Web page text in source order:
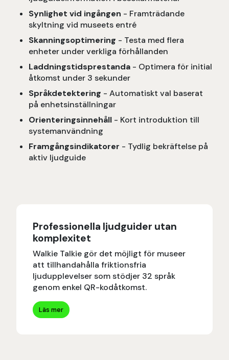
Synlighet vid ingången - Framträdande
skyltning vid museets entré
Skanningsoptimering - Testa med flera
enheter under verkliga förhållanden
Laddningstidsprestanda - Optimera för initial
åtkomst under 3 sekunder
Språkdetektering - Automatiskt val baserat
på enhetsinställningar
Orienteringsinnehåll - Kort introduktion till
systemanvändning
Framgångsindikatorer - Tydlig bekräftelse på
aktiv ljudguide
Professionella ljudguider utan
komplexitet
Walkie Talkie gör det möjligt för museer
att tillhandahålla friktionsfria
ljudupplevelser som stödjer 32 språk
genom enkel QR-kodåtkomst.
Läs mer